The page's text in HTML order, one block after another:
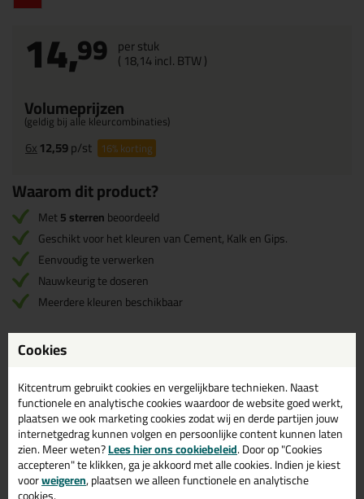
14,99 per stuk
( 18,14incl. BTW )
Volumeprijzen
(geldig bij alle kleurcombinaties)
6x12,59p/st 16%korting
Waarom dit product?
Met5 sterrenbeoordeeld
Geschikt voor het kleuren van Cement, Kalk en Gips.
Eenvoudig te verwerken
Nauwkeurig te doseren
Meerdere kleuren beschikbaar
Omschrijving
SikaCem Color
SikaCem Color is een synthetische kleurstof op basis van
minerale oxiden, geschikt voor het kleuren van Cement, Kalk en
gips.
Wanneer gebruik je SikaCem Color?
Cookies
Kitcentrum gebruikt cookies en vergelijkbare technieken. Naast
functionele en analytische cookies waardoor de website goed werkt,
plaatsen we ook marketing cookies zodat wij en derde partijen jouw
internetgedrag kunnen volgen en persoonlijke content kunnen laten
zien. Meer weten?Lees hier ons cookiebeleid. Door op "Cookies
accepteren" te klikken, ga je akkoord met alle cookies. Indien je kiest
voorweigeren, plaatsen we alleen functionele en analytische